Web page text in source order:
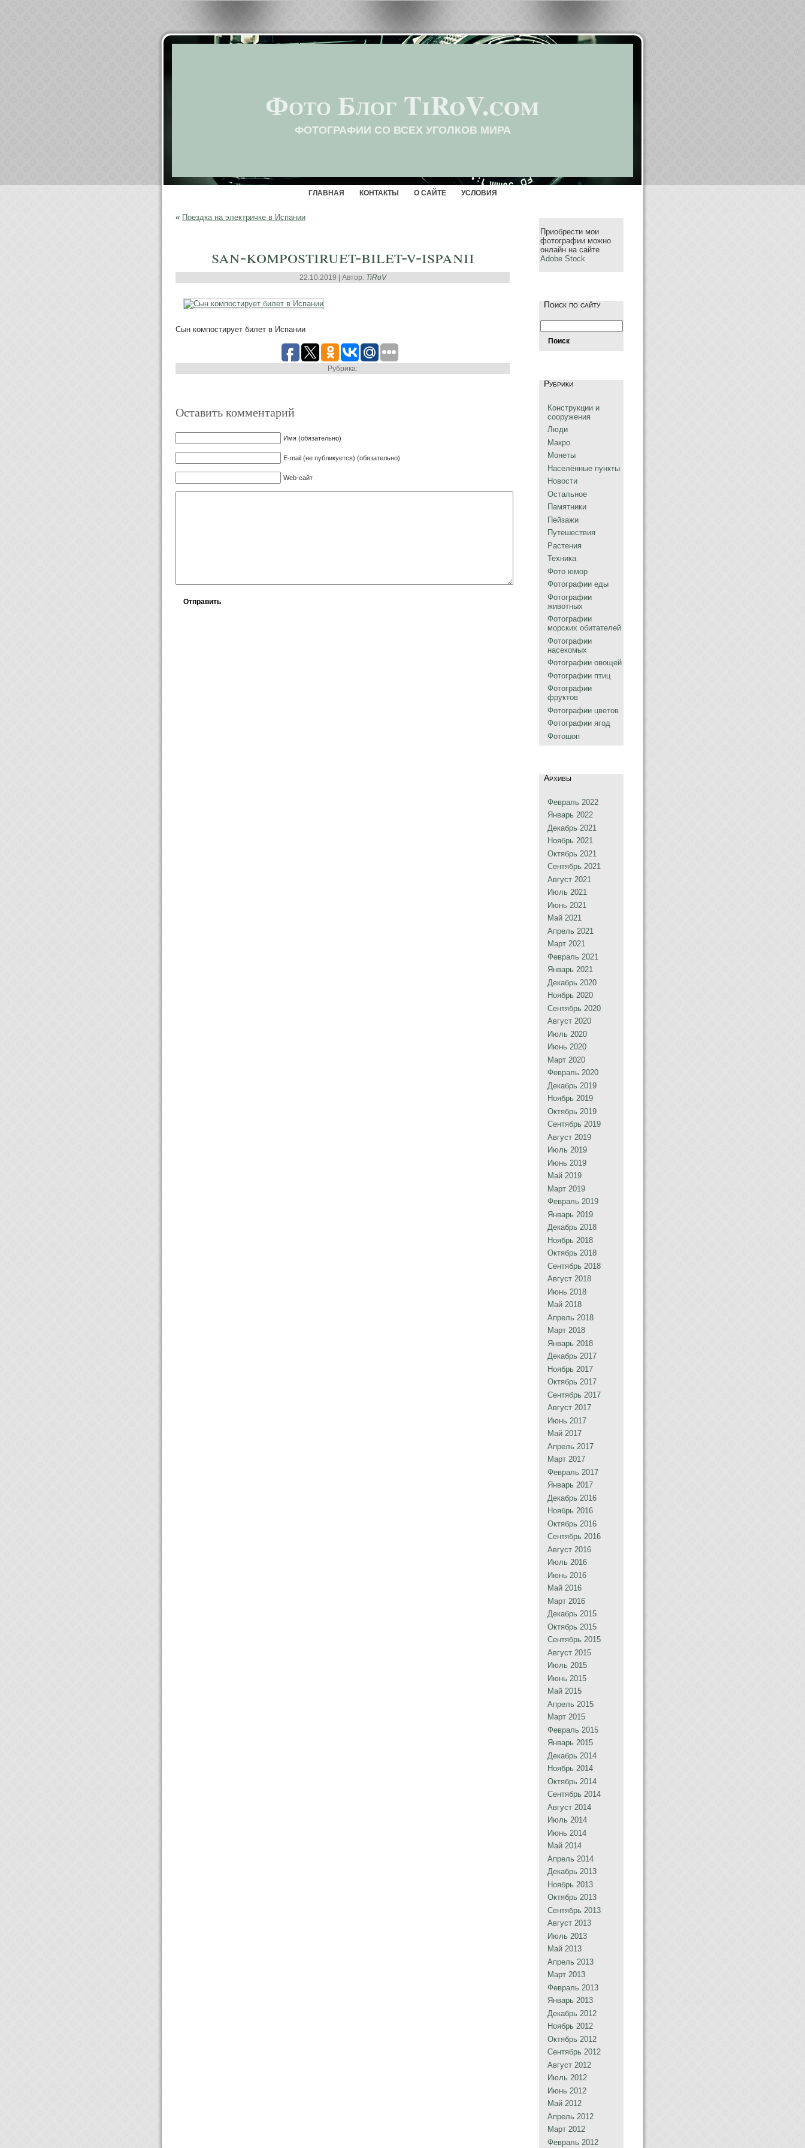
Фото Блог TiRoV.com
ФОТОГРАФИИ СО ВСЕХ УГОЛКОВ МИРА
ГЛАВНАЯ КОНТАКТЫ О САЙТЕ УСЛОВИЯ
« Поездка на электричке в Испании
san-kompostiruet-bilet-v-ispanii
22.10.2019 | Автор: TiRoV
Сын компостирует билет в Испании
Рубрика:
Оставить комментарий
Имя (обязательно)
E-mail (не публикуется) (обязательно)
Web-сайт
Приобрести мои
фотографии можно
онлайн на сайте
Adobe Stock
Поиск по сайту
Рубрики
Конструкции и
сооружения
Люди
Макро
Монеты
Населённые пункты
Новости
Остальное
Памятники
Пейзажи
Путешествия
Растения
Техника
Фото юмор
Фотографии еды
Фотографии
животных
Фотографии
морских обитателей
Фотографии
насекомых
Фотографии овощей
Фотографии птиц
Фотографии
фруктов
Фотографии цветов
Фотографии ягод
Фотошоп
Архивы
Февраль 2022
Январь 2022
Декабрь 2021
Ноябрь 2021
Октябрь 2021
Сентябрь 2021
Август 2021
Июль 2021
Июнь 2021
Май 2021
Апрель 2021
Март 2021
Февраль 2021
Январь 2021
Декабрь 2020
Ноябрь 2020
Сентябрь 2020
Август 2020
Июль 2020
Июнь 2020
Март 2020
Февраль 2020
Декабрь 2019
Ноябрь 2019
Октябрь 2019
Сентябрь 2019
Август 2019
Июль 2019
Июнь 2019
Май 2019
Март 2019
Февраль 2019
Январь 2019
Декабрь 2018
Ноябрь 2018
Октябрь 2018
Сентябрь 2018
Август 2018
Июнь 2018
Май 2018
Апрель 2018
Март 2018
Январь 2018
Декабрь 2017
Ноябрь 2017
Октябрь 2017
Сентябрь 2017
Август 2017
Июнь 2017
Май 2017
Апрель 2017
Март 2017
Февраль 2017
Январь 2017
Декабрь 2016
Ноябрь 2016
Октябрь 2016
Сентябрь 2016
Август 2016
Июль 2016
Июнь 2016
Май 2016
Март 2016
Декабрь 2015
Октябрь 2015
Сентябрь 2015
Август 2015
Июль 2015
Июнь 2015
Май 2015
Апрель 2015
Март 2015
Февраль 2015
Январь 2015
Декабрь 2014
Ноябрь 2014
Октябрь 2014
Сентябрь 2014
Август 2014
Июль 2014
Июнь 2014
Май 2014
Апрель 2014
Декабрь 2013
Ноябрь 2013
Октябрь 2013
Сентябрь 2013
Август 2013
Июль 2013
Май 2013
Апрель 2013
Март 2013
Февраль 2013
Январь 2013
Декабрь 2012
Ноябрь 2012
Октябрь 2012
Сентябрь 2012
Август 2012
Июль 2012
Июнь 2012
Май 2012
Апрель 2012
Март 2012
Февраль 2012